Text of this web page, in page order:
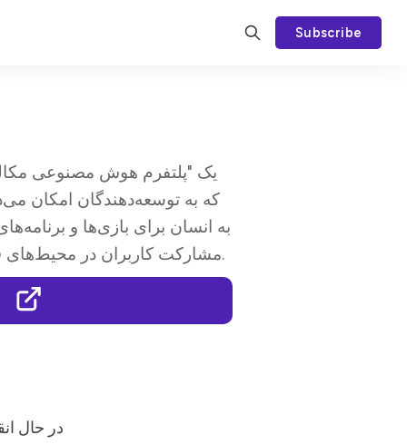
Subscribe
که به توسعه‌دهندگان امکان
به انسان برای بازی‌ها و
مشارکت کاربران در محیط‌های فراگیر را به طور قابل‌توجهی افزایش می‌دهند.
در حال